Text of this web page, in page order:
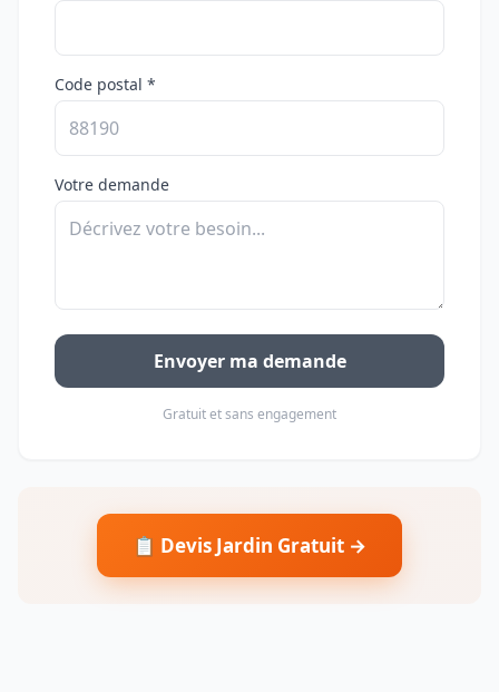
Code postal *
Votre demande
Envoyer ma demande
Gratuit et sans engagement
📋 Devis Jardin Gratuit →